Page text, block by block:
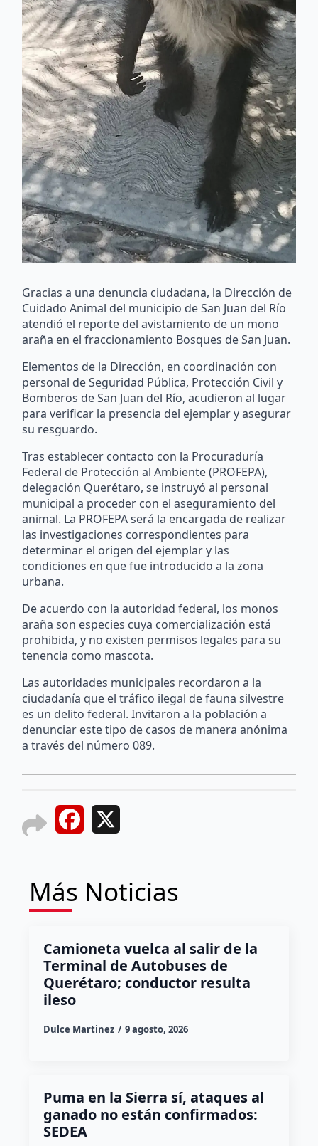
Gracias a una denuncia ciudadana, la Dirección de
Cuidado Animal del municipio de San Juan del Río
atendió el reporte del avistamiento de un mono
araña en el fraccionamiento Bosques de San Juan.
Elementos de la Dirección, en coordinación con
personal de Seguridad Pública, Protección Civil y
Bomberos de San Juan del Río, acudieron al lugar
para verificar la presencia del ejemplar y asegurar
su resguardo.
Tras establecer contacto con la Procuraduría
Federal de Protección al Ambiente (PROFEPA),
delegación Querétaro, se instruyó al personal
municipal a proceder con el aseguramiento del
animal. La PROFEPA será la encargada de realizar
las investigaciones correspondientes para
determinar el origen del ejemplar y las
condiciones en que fue introducido a la zona
urbana.
De acuerdo con la autoridad federal, los monos
araña son especies cuya comercialización está
prohibida, y no existen permisos legales para su
tenencia como mascota.
Las autoridades municipales recordaron a la
ciudadanía que el tráfico ilegal de fauna silvestre
es un delito federal. Invitaron a la población a
denunciar este tipo de casos de manera anónima
a través del número 089.
Facebook
Más Noticias
Camioneta vuelca al salir de la
Terminal de Autobuses de
Querétaro; conductor resulta
ileso
Dulce Martinez 9 agosto, 2026
Puma en la Sierra sí, ataques al
ganado no están confirmados:
SEDEA